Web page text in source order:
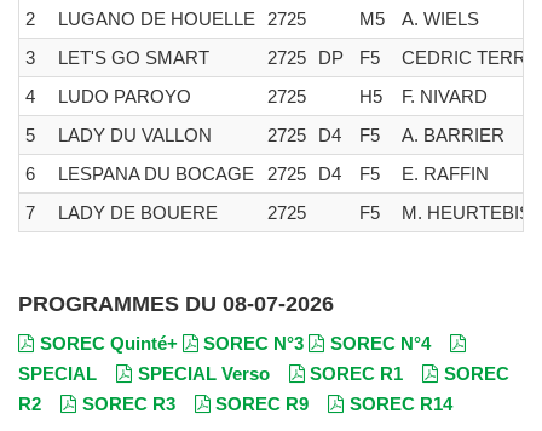
2
LUGANO DE HOUELLE 2725 M5
A. WIELS
3
LET'S GO SMART 2725 DP F5
CEDRIC TERRY
4
LUDO PAROYO 2725 H5
F. NIVARD
5
LADY DU VALLON 2725 D4 F5
A. BARRIER
6
LESPANA DU BOCAGE 2725 D4 F5
E. RAFFIN
7
LADY DE BOUERE 2725 F5 M. HEURTEBISE
PROGRAMMES DU 08-07-2026
SOREC Quinté+ SOREC N°3
SOREC N°4
SPECIAL
SPECIAL Verso SOREC R1
SOREC
R2
SOREC R3 SOREC R9 SOREC R14